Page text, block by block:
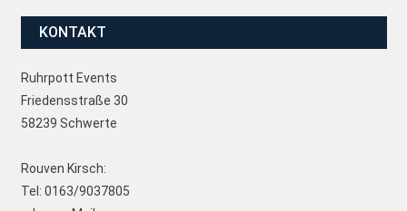
KONTAKT
Ruhrpott Events
Friedensstraße 30
58239 Schwerte
Rouven Kirsch:
Tel: 0163/9037805